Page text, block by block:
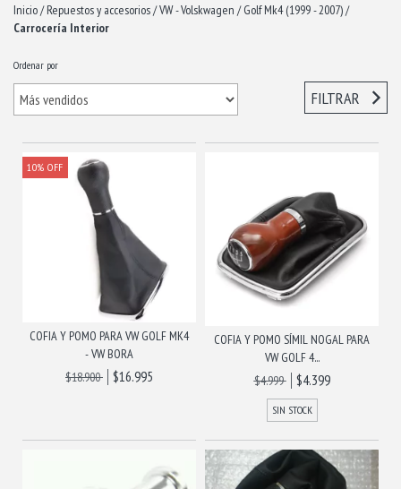
Inicio/ Repuestos y accesorios/VW - Volskwagen / Golf Mk4 (1999 - 2007)/
Carrocería Interior
Ordenar por
FILTRAR
10% OFF
COFIA Y POMO PARA VW GOLF MK4
- VW BORA
$18.900
$16.995
COFIA Y POMO SÍMIL NOGAL PARA
VW GOLF 4...
$4.999
$4.399
SIN STOCK